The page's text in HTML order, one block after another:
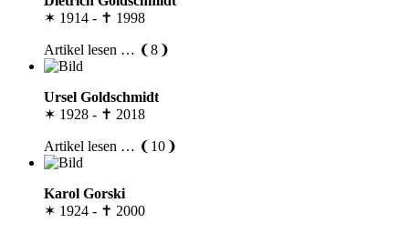
✶ 1914 - ✝ 1998
Artikel lesen … ❨8❩
Ursel Goldschmidt
✶ 1928 - ✝ 2018
Artikel lesen … ❨10❩
Karol Gorski
✶ 1924 - ✝ 2000